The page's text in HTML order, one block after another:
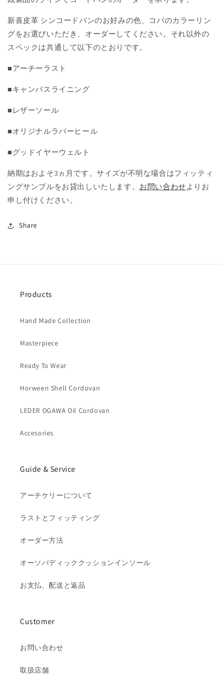
新喜皮革 シンコードバンのお好みの色、コバのカラーリン
グをお選びいただき、オーダーしてください。それ以外の
スペックは共通して以下のとおりです。
■アーチーラスト
■キャンバスライニング
■レザーソール
■オリジナルラバーヒール
■グッドイヤーウェルト
納期はおよそ3ヵ月です。サイズが不明な場合はフィッティ
ングサンプルをお貸出しいたします。 お問い合わせよりお
申し付けください。
Share
Products
Hand Made Collection
Masterpiece
Ready To Wear
Horween Shell Cordovan
LEDER OGAWA Oil Cordovan
Accesories
Guide & Service
アーチケリーについて
ラストとフィッティング
オーダー方法
オーソパディッククッションインソール
お支払、配送と返品
Customer
お問い合わせ
取扱店舗